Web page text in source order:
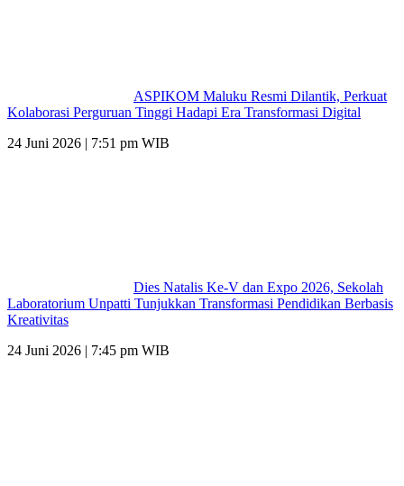
ASPIKOM Maluku Resmi Dilantik, Perkuat
Kolaborasi Perguruan Tinggi Hadapi Era Transformasi Digital
24 Juni 2026 | 7:51 pm WIB
Dies Natalis Ke-V dan Expo 2026, Sekolah
Laboratorium Unpatti Tunjukkan Transformasi Pendidikan Berbasis
Kreativitas
24 Juni 2026 | 7:45 pm WIB